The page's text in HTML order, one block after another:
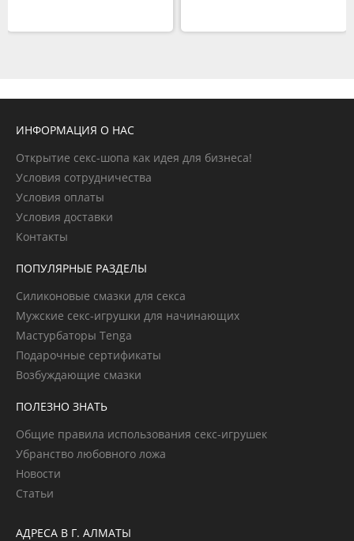
ИНФОРМАЦИЯ О НАС
Открытие секс-шопа как идея для бизнеса!
Условия сотрудничества
Условия оплаты
Условия доставки
Контакты
ПОПУЛЯРНЫЕ РАЗДЕЛЫ
Силиконовые смазки для секса
Мужские секс-игрушки для начинающих
Мастурбаторы Tenga
Подарочные сертификаты
Возбуждающие смазки
ПОЛЕЗНО ЗНАТЬ
Общие правила использования секс-игрушек
Убранство любовного ложа
Новости
Статьи
АДРЕСА В Г. АЛМАТЫ